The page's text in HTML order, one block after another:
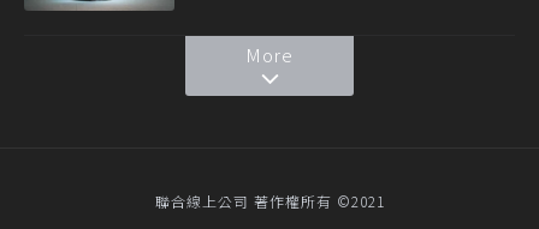
More
聯合線上公司 著作權所有 ©2021